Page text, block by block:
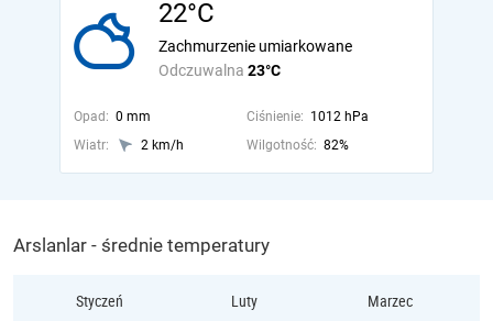
22°C
Odczuwalna 23°C
Zachmurzenie umiarkowane
Opad: 0 mm Ciśnienie: 1012 hPa
Wiatr:
2 km/h Wilgotność: 82%
Arslanlar - średnie temperatury
Styczeń Luty Marzec